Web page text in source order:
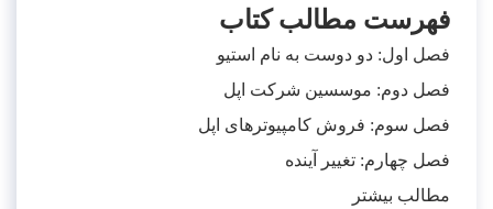
فهرست مطالب کتاب
فصل اول: دو دوست به نام استیو
فصل دوم: موسسین شرکت اپل
فصل سوم: فروش کامپیوترهای اپل
فصل چهارم: تغییر آینده
مطالب بیشتر